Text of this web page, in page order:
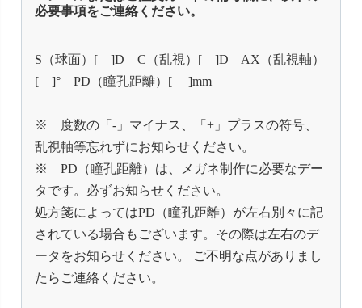
必要事項をご連絡ください。
S（球面）[ ]D C（乱視）[ ]D AX（乱視軸）
[ ]° PD（瞳孔距離）[ ]mm
※ 度数の「-」マイナス、「+」プラスの符号、
乱視軸等忘れずにお知らせください。
※ PD（瞳孔距離）は、メガネ制作に必要なデー
タです。必ずお知らせください。
処方箋によってはPD（瞳孔距離）が左右別々に記
されている場合もございます。その際は左右のデ
ータをお知らせください。 ご不明な点がありまし
たらご連絡ください。